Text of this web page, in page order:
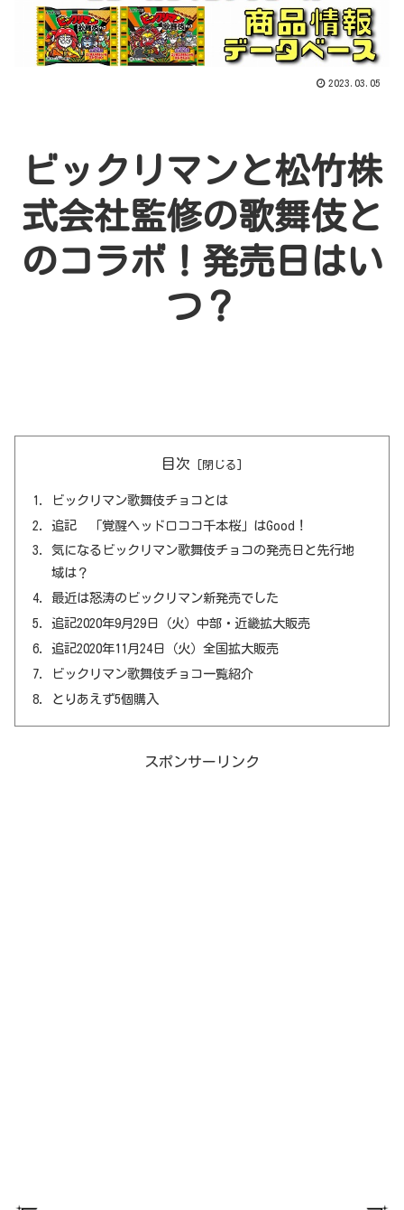
2023.03.05
ビックリマンと松竹株
式会社監修の歌舞伎と
のコラボ！発売日はい
つ？
目次
ビックリマン歌舞伎チョコとは
追記 「覚醒ヘッドロココ千本桜」はGood！
気になるビックリマン歌舞伎チョコの発売日と先行地
域は？
最近は怒涛のビックリマン新発売でした
追記2020年9月29日（火）中部・近畿拡大販売
追記2020年11月24日（火）全国拡大販売
ビックリマン歌舞伎チョコ一覧紹介
とりあえず5個購入
スポンサーリンク